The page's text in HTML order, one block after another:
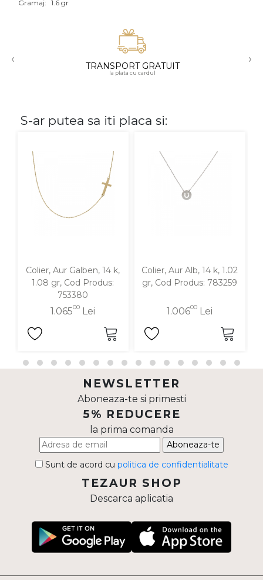
18K
Cu pietre
Diamante
Gramaj: 1.6 gr
‹ TRANSPORT GRATUIT
la plata cu cardul
›
S-ar putea sa iti placa si:
Colier, Aur Galben, 14 k,
1.08 gr, Cod Produs:
753380
1.06500 Lei
Colier, Aur Alb, 14 k, 1.02
gr, Cod Produs: 783259
1.00600 Lei
NEWSLETTER
Aboneaza-te si primesti
5% REDUCERE
la prima comanda
Aboneaza-te
Sunt de acord cu politica de confidentialitate
TEZAUR SHOP
Descarca aplicatia